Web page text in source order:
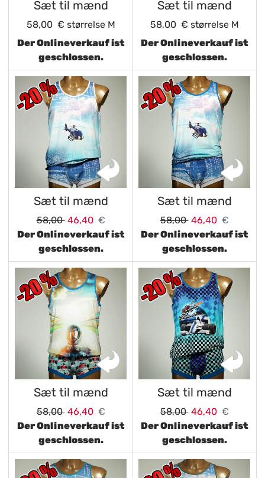
Sæt til mænd
58,00 € størrelse M
Der Onlineverkauf ist
geschlossen.
Sæt til mænd
58,00 € størrelse M
Der Onlineverkauf ist
geschlossen.
Sæt til mænd
58,00 46,40 €
Der Onlineverkauf ist
geschlossen.
Sæt til mænd
58,00 46,40 €
Der Onlineverkauf ist
geschlossen.
Sæt til mænd
58,00 46,40 €
Der Onlineverkauf ist
geschlossen.
Sæt til mænd
58,00 46,40 €
Der Onlineverkauf ist
geschlossen.